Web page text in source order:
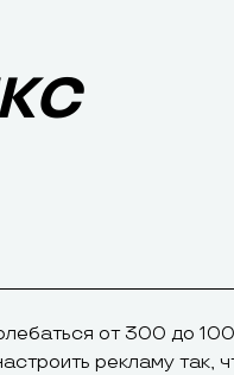
от 300 до
рекламу так,